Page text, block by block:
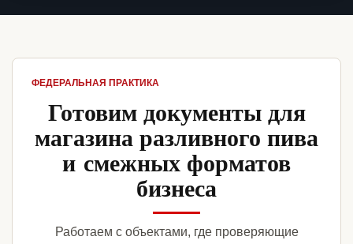
ФЕДЕРАЛЬНАЯ ПРАКТИКА
Готовим документы для
магазина разливного пива
и смежных форматов
бизнеса
Работаем с объектами, где проверяющие